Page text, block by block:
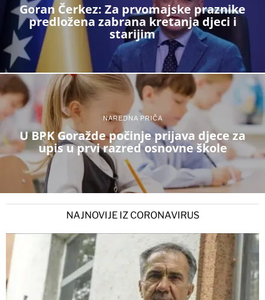
Goran Čerkez: Za prvomajske praznike
predložena zabrana kretanja djeci i
starijim
NAREDNA PRIČA
U BPK Goražde počinje prijava djece za
upis u prvi razred osnovne škole
NAJNOVIJE IZ CORONAVIRUS